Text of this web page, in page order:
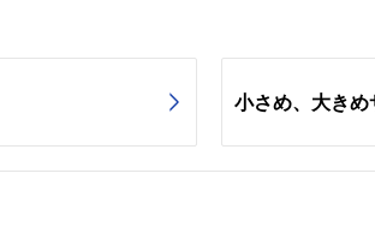
小さめ、大きめ